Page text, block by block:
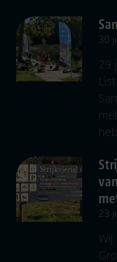
30
29
23